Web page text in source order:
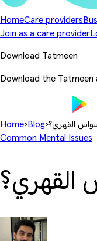
HomeCare providers
Join as a care provider
Download Tatmeen
Download the
Home› Blog›القهري؟
Common Mental Issues
القهري؟